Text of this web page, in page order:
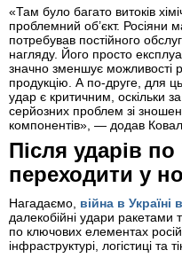
«Там було багато витоків
проблемний об’єкт. Росіяни
потребував постійного
нагляду. Його просто
значно зменшує можливості
продукцію. А по-друге, для
удар є критичним, оскільки
серйозних проблем зі
компонентів», — додав
Після ударів
переходити у
Нагадаємо, війна в
далекобійні удари ракетами
по ключових елементах
інфраструктурі, логістиці та